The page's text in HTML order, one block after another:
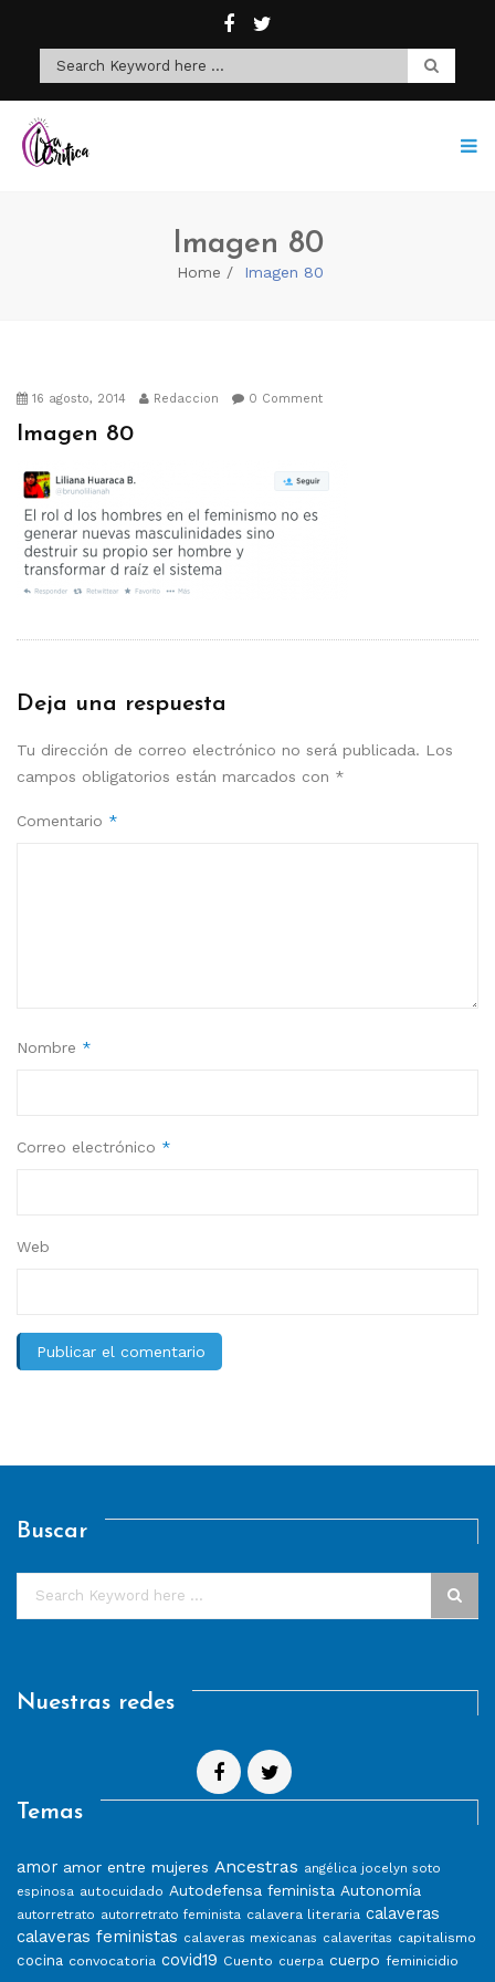
Imagen 80
Home Imagen 80
16 agosto, 2014 Redaccion 0 Comment
Imagen 80
Deja una respuesta
Tu dirección de correo electrónico no será publicada. Los
campos obligatorios están marcados con *
Comentario *
Nombre *
Correo electrónico *
Web
Buscar
Nuestras redes
Temas
amor amor entre mujeres Ancestras angélica jocelyn soto
espinosa autocuidado Autodefensa feminista Autonomía
autorretrato autorretrato feminista calavera literaria calaveras
calaveras feministas calaveras mexicanas calaveritas capitalismo
cocina convocatoria covid19 Cuento cuerpa cuerpo feminicidio